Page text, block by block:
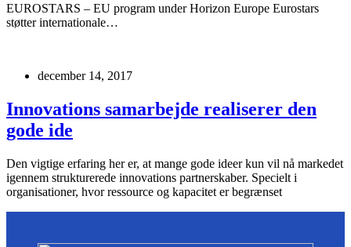
EUROSTARS – EU program under Horizon Europe Eurostars
støtter internationale…
december 14, 2017
Innovations samarbejde realiserer den
gode ide
Den vigtige erfaring her er, at mange gode ideer kun vil nå markedet
igennem strukturerede innovations partnerskaber. Specielt i
organisationer, hvor ressource og kapacitet er begrænset